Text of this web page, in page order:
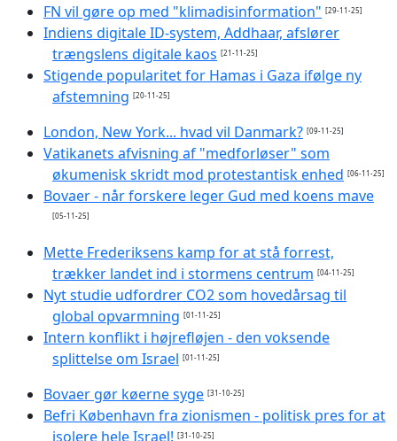
FN vil gøre op med "klimadisinformation" [29-11-25]
Indiens digitale ID-system, Addhaar, afslører
trængslens digitale kaos [21-11-25]
Stigende popularitet for Hamas i Gaza ifølge ny
afstemning [20-11-25]
London, New York... hvad vil Danmark? [09-11-25]
Vatikanets afvisning af "medforløser" som
økumenisk skridt mod protestantisk enhed [06-11-25]
Bovaer - når forskere leger Gud med koens mave
[05-11-25]
Mette Frederiksens kamp for at stå forrest,
trækker landet ind i stormens centrum [04-11-25]
Nyt studie udfordrer CO2 som hovedårsag til
global opvarmning [01-11-25]
Intern konflikt i højrefløjen - den voksende
splittelse om Israel [01-11-25]
Bovaer gør køerne syge [31-10-25]
Befri København fra zionismen - politisk pres for at
isolere hele Israel! [31-10-25]